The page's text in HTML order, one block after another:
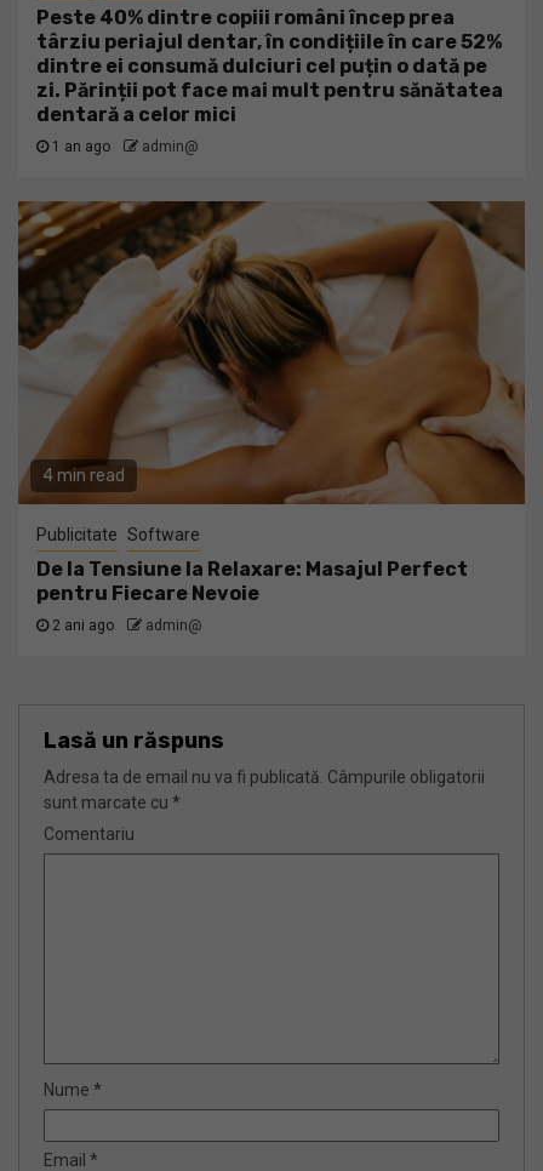
Peste 40% dintre copiii români încep prea
târziu periajul dentar, în condițiile în care 52%
dintre ei consumă dulciuri cel puțin o dată pe
zi. Părinții pot face mai mult pentru sănătatea
dentară a celor mici
1 an ago admin@
4 min read
Publicitate Software
De la Tensiune la Relaxare: Masajul Perfect
pentru Fiecare Nevoie
2 ani ago admin@
Lasă un răspuns
Adresa ta de email nu va fi publicată. Câmpurile obligatorii
sunt marcate cu *
Comentariu
Nume *
Email *